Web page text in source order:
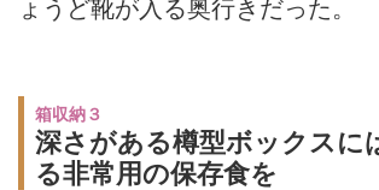
ょうど靴が入る奥行きだった。
箱収納３
深さがある樽型ボックスに
る非常用の保存食を